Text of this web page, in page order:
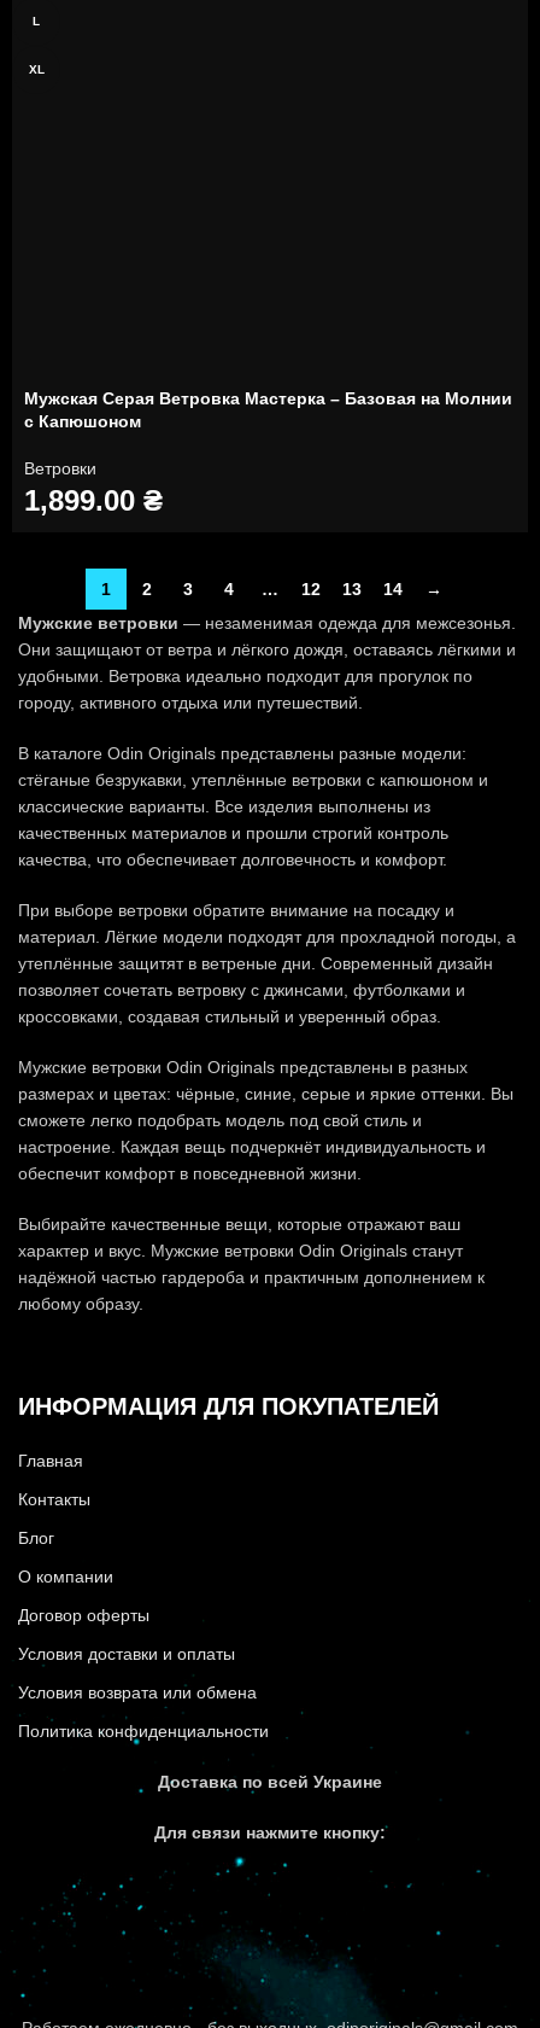
L
XL
Мужская Серая Ветровка Мастерка – Базовая на Молнии
с Капюшоном
Ветровки
1,899.00 ₴
1 2 3 4 … 12 13 14
→
Мужские ветровки — незаменимая одежда для межсезонья.
Они защищают от ветра и лёгкого дождя, оставаясь лёгкими и
удобными. Ветровка идеально подходит для прогулок по
городу, активного отдыха или путешествий.
В каталоге Odin Originals представлены разные модели:
стёганые безрукавки, утеплённые ветровки с капюшоном и
классические варианты. Все изделия выполнены из
качественных материалов и прошли строгий контроль
качества, что обеспечивает долговечность и комфорт.
При выборе ветровки обратите внимание на посадку и
материал. Лёгкие модели подходят для прохладной погоды, а
утеплённые защитят в ветреные дни. Современный дизайн
позволяет сочетать ветровку с джинсами, футболками и
кроссовками, создавая стильный и уверенный образ.
Мужские ветровки Odin Originals представлены в разных
размерах и цветах: чёрные, синие, серые и яркие оттенки. Вы
сможете легко подобрать модель под свой стиль и
настроение. Каждая вещь подчеркнёт индивидуальность и
обеспечит комфорт в повседневной жизни.
Выбирайте качественные вещи, которые отражают ваш
характер и вкус. Мужские ветровки Odin Originals станут
надёжной частью гардероба и практичным дополнением к
любому образу.
ИНФОРМАЦИЯ ДЛЯ ПОКУПАТЕЛЕЙ
Главная
Контакты
Блог
О компании
Договор оферты
Условия доставки и оплаты
Условия возврата или обмена
Политика конфиденциальности
Доставка по всей Украине
Для связи нажмите кнопку: